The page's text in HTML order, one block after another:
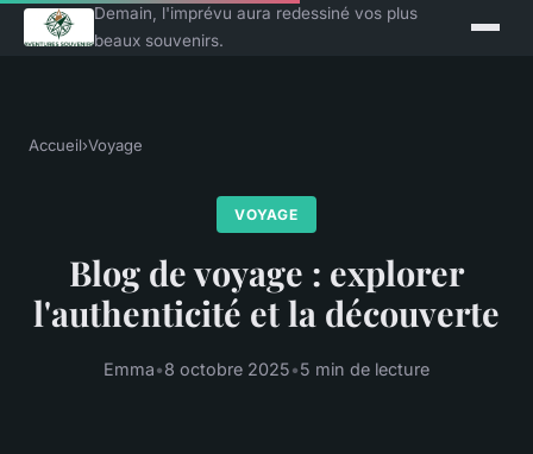
Demain, l'imprévu aura redessiné vos plus
beaux souvenirs.
Accueil›Voyage
VOYAGE
Blog de voyage : explorer
l'authenticité et la découverte
Emma•8 octobre 2025•5 min de lecture